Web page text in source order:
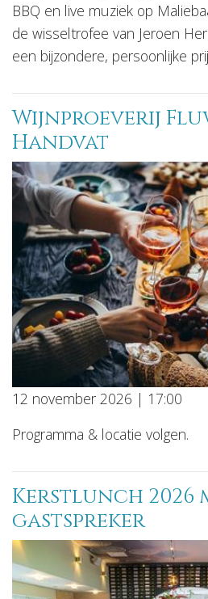
BBQ en live muziek op
de wisseltrofee van Jeroen
een bijzondere, persoonlijke
Wijnproeverij
Handvat
12 november 2026 | 17:00
Programma & locatie volgen.
Kerstlunch 2026
gastspreker